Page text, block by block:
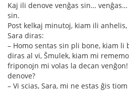
Kaj ili denove venĝas sin…
sin.
Post kelkaj minutoj, kiam ili
Sara diras:
– Homo sentas sin pli bone, kiam li
diras al vi, Ŝmulek, kiam mi
friponojn mi volas la decan
denove?
– Vi scias, Sara, mi ne estas ĝis